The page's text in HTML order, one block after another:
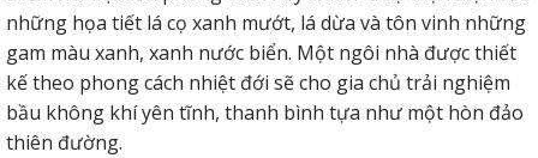
những họa tiết lá cọ xanh mướt, lá dừa và tôn vinh những
gam màu xanh, xanh nước biển. Một ngôi nhà được thiết
kế theo phong cách nhiệt đới sẽ cho gia chủ trải nghiệm
bầu không khí yên tĩnh, thanh bình tựa như một hòn đảo
thiên đường.